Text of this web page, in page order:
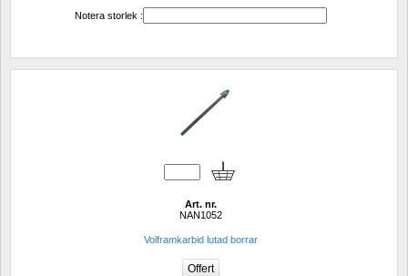
Notera storlek :
Art. nr.
NAN1052
Volframkarbid lutad borrar